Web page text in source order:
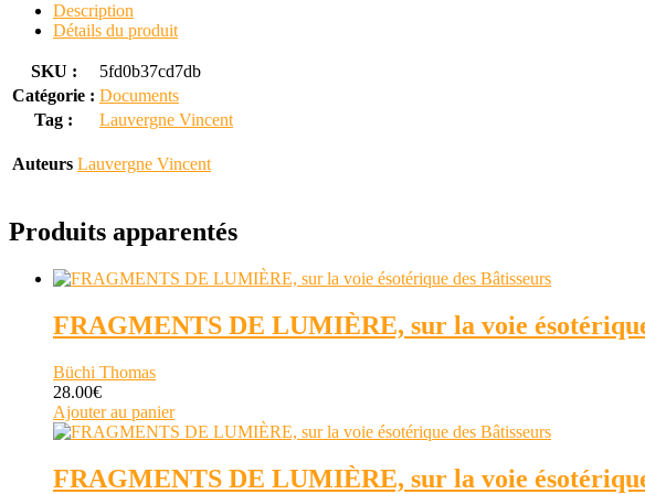
Description
Détails du produit
SKU :
5fd0b37cd7db
Catégorie : Documents
Tag :
Lauvergne Vincent
Auteurs Lauvergne Vincent
Produits apparentés
FRAGMENTS DE LUMIÈRE, sur la voie
Büchi Thomas
28.00€
Ajouter au panier
FRAGMENTS DE LUMIÈRE, sur la voie